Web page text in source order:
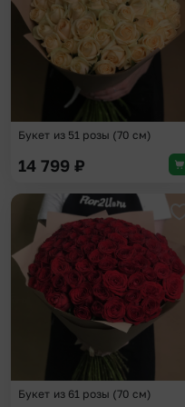
Букет из 51 розы (70 см)
14 799 ₽
Букет из 61 розы (70 см)